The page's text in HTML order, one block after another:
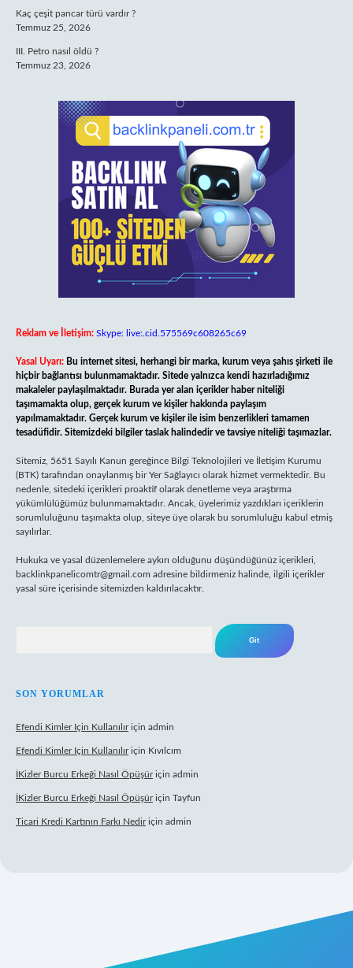
Kaç çeşit pancar türü vardır ?
Temmuz 25, 2026
III. Petro nasıl öldü ?
Temmuz 23, 2026
Reklam ve İletişim: Skype: live:.cid.575569c608265c69
Yasal Uyarı: Bu internet sitesi, herhangi bir marka, kurum veya şahıs şirketi ile
hiçbir bağlantısı bulunmamaktadır. Sitede yalnızca kendi hazırladığımız
makaleler paylaşılmaktadır. Burada yer alan içerikler haber niteliği
taşımamakta olup, gerçek kurum ve kişiler hakkında paylaşım
yapılmamaktadır. Gerçek kurum ve kişiler ile isim benzerlikleri tamamen
tesadüfidir. Sitemizdeki bilgiler taslak halindedir ve tavsiye niteliği taşımazlar.
Sitemiz, 5651 Sayılı Kanun gereğince Bilgi Teknolojileri ve İletişim Kurumu
(BTK) tarafından onaylanmış bir Yer Sağlayıcı olarak hizmet vermektedir. Bu
nedenle, sitedeki içerikleri proaktif olarak denetleme veya araştırma
yükümlülüğümüz bulunmamaktadır. Ancak, üyelerimiz yazdıkları içeriklerin
sorumluluğunu taşımakta olup, siteye üye olarak bu sorumluluğu kabul etmiş
sayılırlar.
Hukuka ve yasal düzenlemelere aykırı olduğunu düşündüğünüz içerikleri,
backlinkpanelicomtr@gmail.com adresine bildirmeniz halinde, ilgili içerikler
yasal süre içerisinde sitemizden kaldırılacaktır.
SON YORUMLAR
Efendi Kimler Için Kullanılıriçin admin
Efendi Kimler Için Kullanılıriçin Kıvılcım
İKizler Burcu Erkeği Nasıl Öpüşüriçin admin
İKizler Burcu Erkeği Nasıl Öpüşüriçin Tayfun
Ticari Kredi Kartının Farkı Nediriçin admin